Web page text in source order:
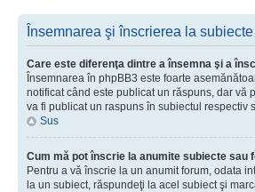
Însemnarea şi înscrierea la subiecte
Care este diferenţa dintre a însemna şi a
Însemnarea în phpBB3 este foarte
notificat când este publicat un răspuns, dar vă
va fi publicat un raspuns în subiectul respectiv
Sus
Cum mă pot înscrie la anumite subiecte sau
Pentru a vă înscrie la un anumit forum, odata
la un subiect, răspundeţi la acel subiect şi